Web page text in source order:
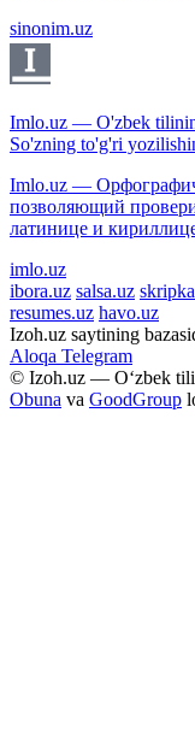
sinonim.uz
Imlo.uz — O'zbek
So'zning to'g'ri
Imlo.uz —
позволяющий
латинице и
imlo.uz
ibora.uz salsa.uz
resumes.uz havo.uz
Izoh.uz saytining
Aloqa Telegram
© Izoh.uz — O‘zbek
Obuna va GoodGroup